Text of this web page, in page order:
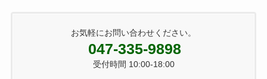
お気軽にお問い合わせください。
047-335-9898
受付時間 10:00-18:00